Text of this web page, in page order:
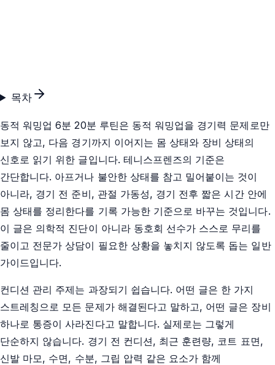
목차
동적 워밍업 6분 20분 루틴은 동적 워밍업을 경기력 문제로만
보지 않고, 다음 경기까지 이어지는 몸 상태와 장비 상태의
신호로 읽기 위한 글입니다. 테니스프렌즈의 기준은
간단합니다. 아프거나 불안한 상태를 참고 밀어붙이는 것이
아니라, 경기 전 준비, 관절 가동성, 경기 전후 짧은 시간 안에
몸 상태를 정리한다를 기록 가능한 기준으로 바꾸는 것입니다.
이 글은 의학적 진단이 아니라 동호회 선수가 스스로 무리를
줄이고 전문가 상담이 필요한 상황을 놓치지 않도록 돕는 일반
가이드입니다.
컨디션 관리 주제는 과장되기 쉽습니다. 어떤 글은 한 가지
스트레칭으로 모든 문제가 해결된다고 말하고, 어떤 글은 장비
하나로 통증이 사라진다고 말합니다. 실제로는 그렇게
단순하지 않습니다. 경기 전 컨디션, 최근 훈련량, 코트 표면,
신발 마모, 수면, 수분, 그립 압력 같은 요소가 함께